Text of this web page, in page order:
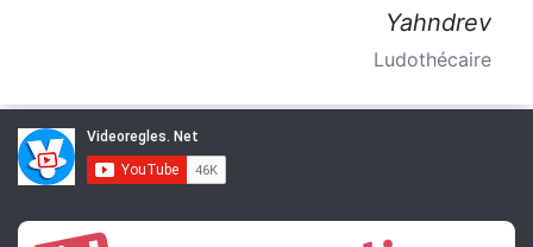
Yahndrev
Ludothécaire